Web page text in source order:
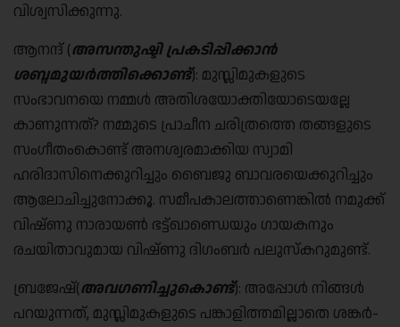
വിശ്വസിക്കുന്നു.
ആനന്ദ് (അസന്തുഷ്ടി പ്രകടിപ്പിക്കാൻ
ശബ്ദമുയർത്തിക്കൊണ്ട്): മുസ്ലിമുകളുടെ
സംഭാവനയെ നമ്മൾ അതിശയോക്തിയോടെയല്ലേ
കാണുന്നത്? നമ്മുടെ പ്രാചീന ചരിത്രത്തെ തങ്ങളുടെ
സംഗീതംകൊണ്ട് അനശ്വരമാക്കിയ സ്വാമി
ഹരിദാസിനെക്കുറിച്ചും ബൈജു ബാവരയെക്കുറിച്ചും
ആലോചിച്ചുനോക്കൂ. സമീപകാലത്താണെങ്കിൽ നമുക്ക്
വിഷ്ണു നാരായൺ ഭട്ട്ഖാണ്ഡെയും ഗായകനും
രചയിതാവുമായ വിഷ്ണു ദിഗംബർ പലുസ്കറുമുണ്ട്.
ബ്രജേഷ്(അവഗണിച്ചുകൊണ്ട്): അപ്പോൾ നിങ്ങൾ
പറയുന്നത്, മുസ്ലിമുകളുടെ പങ്കാളിത്തമില്ലാതെ ശങ്കർ-